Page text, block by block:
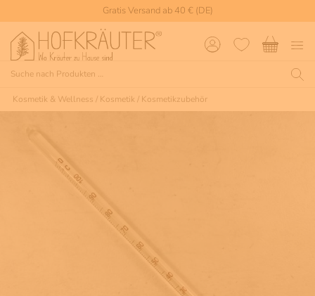
Gratis Versand ab 40 € (DE)
Kosmetik & Wellness / Kosmetik / Kosmetikzubehör